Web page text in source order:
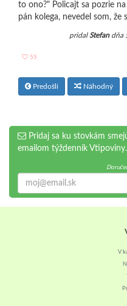
to ono?" Policajt sa pozrie
pán kolega, nevedel som, že
pridalStefandňa
55
Predošlí Náhodný
Pridaj sa ku stovkám
emailom týždenník Vtipoviny.
V